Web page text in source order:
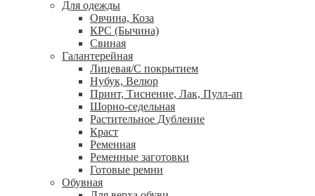
Для одежды
Овчина, Коза
КРС (Бычина)
Свиная
Галантерейная
Лицевая/С покрытием
Нубук, Велюр
Принт, Тиснение, Лак, Пулл-ап
Шорно-седельная
Растительное Дубление
Краст
Ременная
Ременные заготовки
Готовые ремни
Обувная